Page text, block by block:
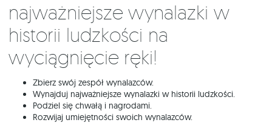
Najważniejsze wynalazki w
historii ludzkości na
wyciągnięcie ręki!
Zbierz swój zespół wynalazców.
Wynajduj najważniejsze wynalazki w historii ludzkości.
Podziel się chwałą i nagrodami.
Rozwijaj umiejętności swoich wynalazców.